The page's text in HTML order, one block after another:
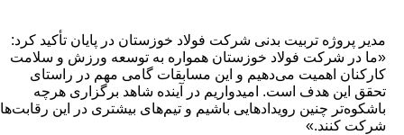
تربیت بدنی شرکت فولاد خوزستان در پایان تأکید کرد:
شرکت فولاد خوزستان همواره به توسعه ورزش و سلامت
اهمیت می‌دهیم و این مسابقات گامی مهم در راستای
هدف است. امیدواریم در آینده شاهد برگزاری هرچه
چنین رویدادهایی باشیم و تیم‌های بیشتری در این رقابت‌ها